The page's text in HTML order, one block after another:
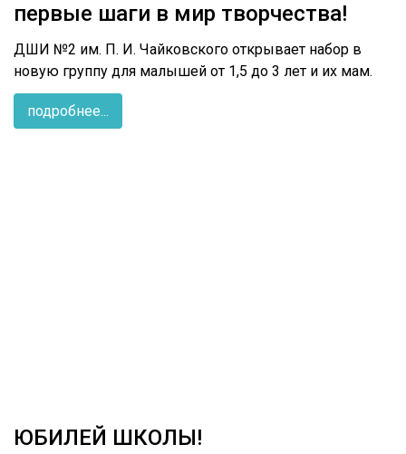
первые шаги в мир творчества!
ДШИ №2 им. П. И. Чайковского открывает набор в
новую группу для малышей от 1,5 до 3 лет и их мам.
подробнее...
ЮБИЛЕЙ ШКОЛЫ!